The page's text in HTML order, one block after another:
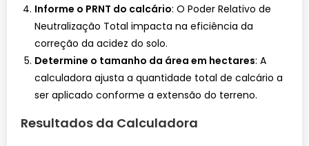
Informe o PRNT do calcário: O Poder Relativo de
Neutralização Total impacta na eficiência da
correção da acidez do solo.
Determine o tamanho da área em hectares: A
calculadora ajusta a quantidade total de calcário a
ser aplicado conforme a extensão do terreno.
Resultados da Calculadora